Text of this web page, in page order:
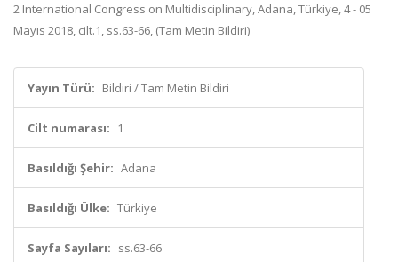
2 International Congress on Multidisciplinary, Adana, Türkiye, 4 - 05
Mayıs 2018, cilt.1, ss.63-66, (Tam Metin Bildiri)
Yayın Türü: Bildiri / Tam Metin Bildiri
Cilt numarası: 1
Basıldığı Şehir: Adana
Basıldığı Ülke: Türkiye
Sayfa Sayıları: ss.63-66